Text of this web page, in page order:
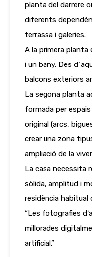
planta del darrere
diferents
terrassa i galeries.
A la primera
i un bany. Des
balcons exteriors
La segona planta
formada per
original (arcs,
crear una zona
ampliació de la
La casa necessita
sòlida, amplitud i
residència habitual
“Les fotografies
millorades
artificial.”